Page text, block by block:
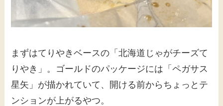
まずはてりやきベースの「北海道じゃがチーズて
りやき」。ゴールドのパッケージには「ペガサス
星矢」が描かれていて、開ける前からちょっとテ
ンションが上がるやつ。